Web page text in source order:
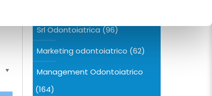
Srl Odontoiatrica (96)
Marketing odontoiatrico (62)
Management Odontoiatrico
(164)